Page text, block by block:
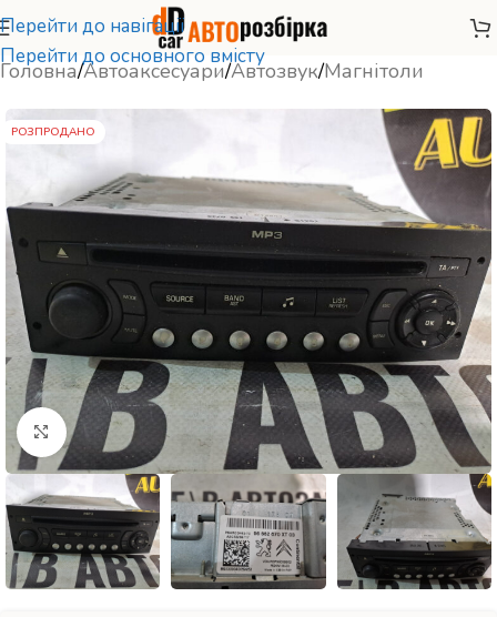
Перейти до навігації
Перейти до основного вмісту
Головна/Автоаксесуари/Автозвук/Магнітоли
РОЗПРОДАНО
Натисніть, щоб збільшити